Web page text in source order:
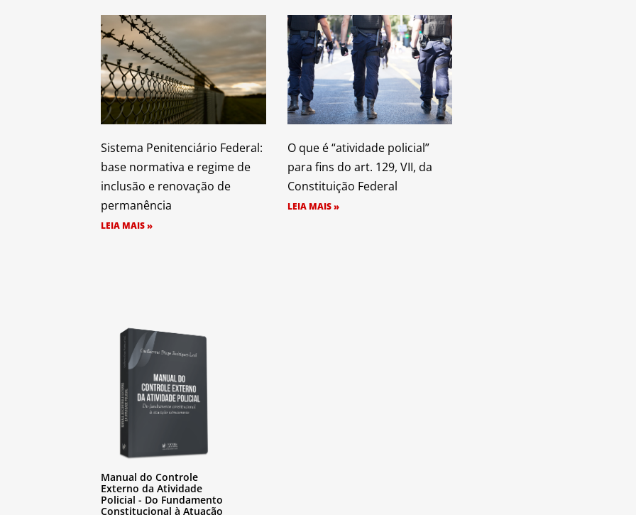
Sistema Penitenciário Federal:
base normativa e regime de
inclusão e renovação de
permanência
LEIA MAIS »
O que é “atividade policial”
para fins do art. 129, VII, da
Constituição Federal
LEIA MAIS »
Manual do Controle
Externo da Atividade
Policial - Do Fundamento
Constitucional à Atuação